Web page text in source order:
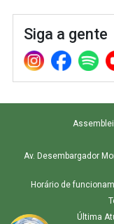
Siga a gente
Av. Desembargador
Horário de
Última